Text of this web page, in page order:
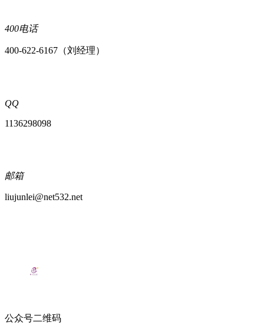
400电话
400-622-6167（刘经理）
QQ
1136298098
邮箱
liujunlei@net532.net
公众号二维码